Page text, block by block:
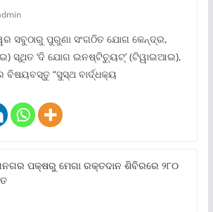
ସବୁଠାରୁ ପୁରୁଣା ସଂଗଠିତ ଯୋଗ କେନ୍ଦ୍ର,
ସ୍ଥିତ ‘ଦି ଯୋଗ ଇନଷ୍ଟିଚ୍ୟୁଟ୍‌’ (ଟିୱାଇଆଇ),
ବିଷୟବସ୍ତୁ “ସୁସ୍ଥ ବାର୍ଦ୍ଧକ୍ୟ
ପକ୍ଷରୁ ମେଗା ରକ୍ତଦାନ ଶିବିରରେ ୨୮୦